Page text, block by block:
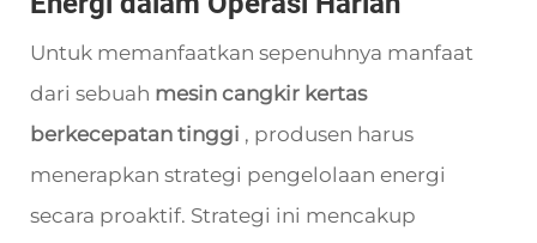
Untuk memanfaatkan sepenuhnya manfaat
dari sebuah mesin cangkir kertas
berkecepatan tinggi , produsen harus
menerapkan strategi pengelolaan energi
secara proaktif. Strategi ini mencakup